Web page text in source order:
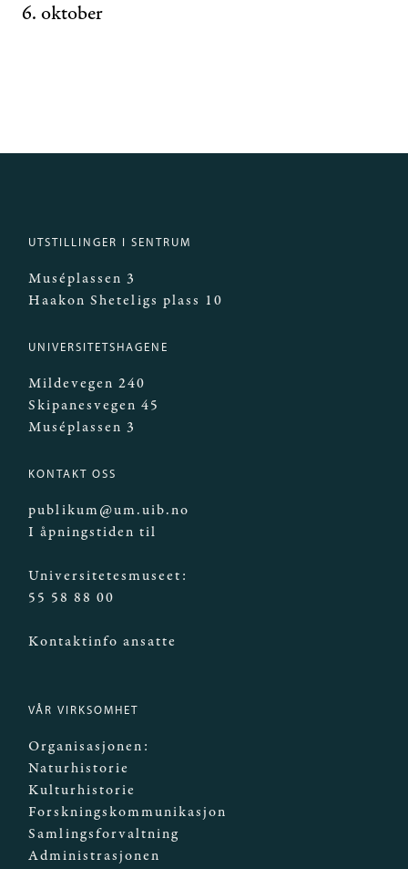
6. oktober
UTSTILLINGER I SENTRUM
Muséplassen 3
Haakon Sheteligs plass 10
UNIVERSITETSHAGENE
Mildevegen 240
Skipanesvegen 45
Muséplassen 3
KONTAKT OSS
publikum@um.uib.no
I åpningstiden til
Universitetesmuseet:
55 58 88 00
Kontaktinfo ansatte
VÅR VIRKSOMHET
Organisasjonen:
Naturhistorie
Kulturhistorie
Forskningskommunikasjon
Samlingsforvaltning
Administrasjonen